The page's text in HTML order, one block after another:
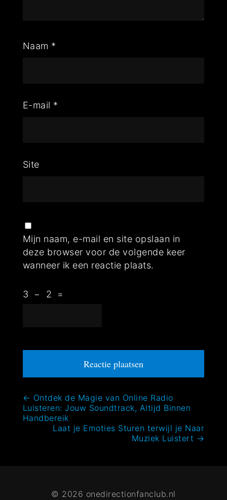
Naam *
E-mail *
Site
Mijn naam, e-mail en site opslaan in
deze browser voor de volgende keer
wanneer ik een reactie plaats.
3 − 2 =
Bericht
navigatie
← Ontdek de Magie van Online Radio
Luisteren: Jouw Soundtrack, Altijd Binnen
Handbereik
Laat je Emoties Sturen terwijl je Naar
Muziek Luistert →
© 2026 onedirectionfanclub.nl